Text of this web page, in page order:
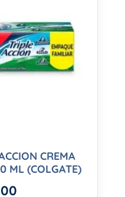
CREMA
ML (COLGATE)